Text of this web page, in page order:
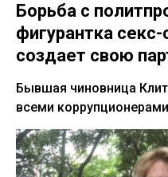
Борьба с
фигурантка
создает свою
Бывшая чиновница
всеми коррупционерами